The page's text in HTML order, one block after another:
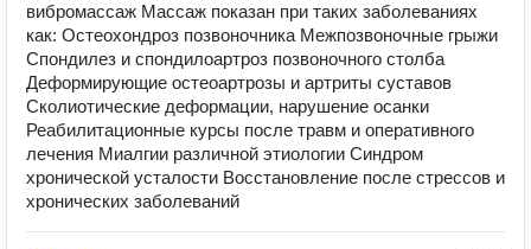
вибромассаж Массаж показан при таких заболеваниях
как: Остеохондроз позвоночника Межпозвоночные грыжи
Спондилез и спондилоартроз позвоночного столба
Деформирующие остеоартрозы и артриты суставов
Сколиотические деформации, нарушение осанки
Реабилитационные курсы после травм и оперативного
лечения Миалгии различной этиологии Синдром
хронической усталости Восстановление после стрессов и
хронических заболеваний